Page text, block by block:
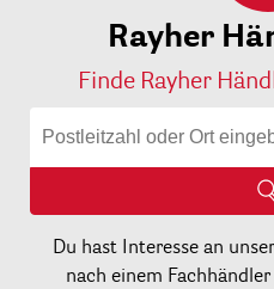
Rayher
Finde Rayher
Du hast Interesse an
nach einem